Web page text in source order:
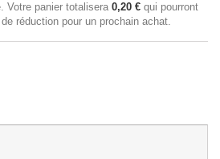
Votre panier totalisera 0,20 € qui pourront
réduction pour un prochain achat.